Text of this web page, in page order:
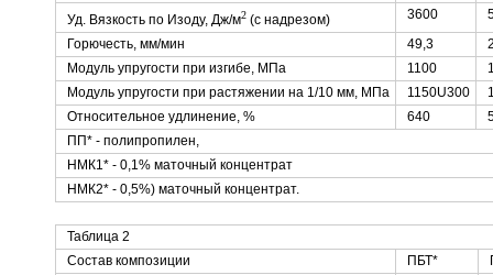
Уд. Вязкость по Изоду, Дж/м2(с надрезом) 3600
Горючесть, мм/мин
49,3
Модуль упругости при изгибе, МПа
1100
Модуль упругости при растяжении на 1/10 мм, МПа
1150U300
Относительное удлинение, %
640
ПП* - полипропилен,
НМК1* - 0,1% маточный концентрат
НМК2* - 0,5%) маточный концентрат.
Таблица 2
Состав композиции
ПБТ*